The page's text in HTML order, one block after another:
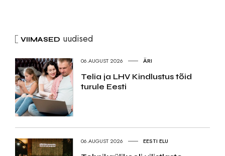
VIIMASED uudised
06.AUGUST 2026 ÄRI
Telia ja LHV Kindlustus tõid
turule Eesti
06.AUGUST 2026 EESTI ELU